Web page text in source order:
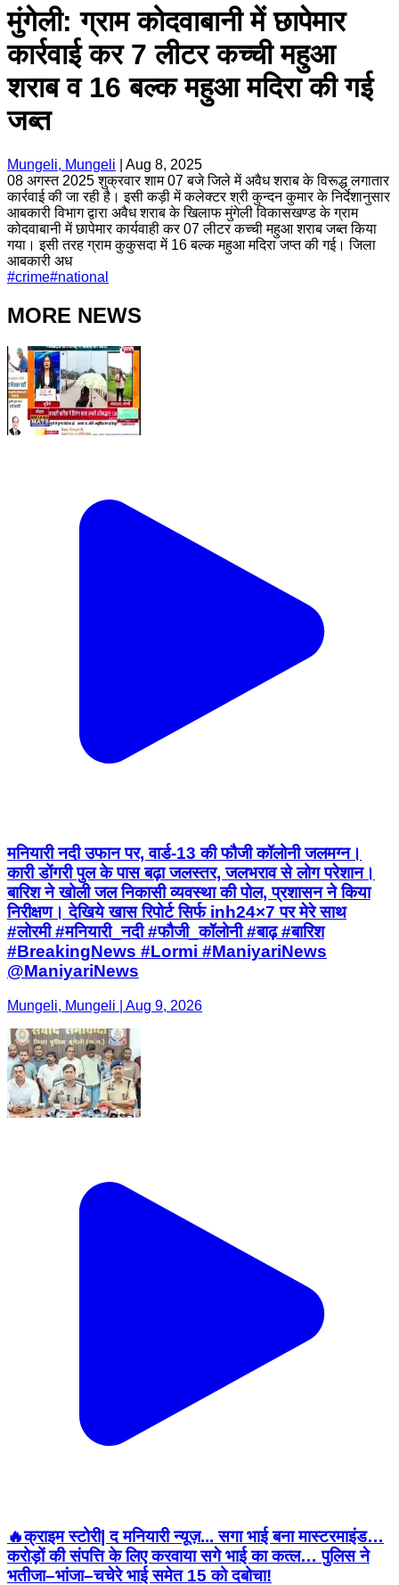
मुंगेली: ग्राम कोदवाबानी में छापेमार
कार्रवाई कर 7 लीटर कच्ची महुआ
शराब व 16 बल्क महुआ मदिरा की गई
जब्त
Mungeli, Mungeli
Aug 8, 2025
08 अगस्त 2025 शुक्रवार शाम 07 बजे जिले में अवैध शराब के विरूद्ध लगातार
कार्रवाई की जा रही है। इसी कड़ी में कलेक्टर श्री कुन्दन कुमार के निर्देशानुसार
आबकारी विभाग द्वारा अवैध शराब के खिलाफ मुंगेली विकासखण्ड के ग्राम
कोदवाबानी में छापेमार कार्यवाही कर 07 लीटर कच्ची महुआ शराब जब्त किया
गया। इसी तरह ग्राम कुकुसदा में 16 बल्क महुआ मदिरा जप्त की गई। जिला
आबकारी अध
#crime#national
MORE NEWS
मनियारी नदी उफान पर, वार्ड-13 की फौजी कॉलोनी जलमग्न।
कारी डोंगरी पुल के पास बढ़ा जलस्तर, जलभराव से लोग परेशान।
बारिश ने खोली जल निकासी व्यवस्था की पोल, प्रशासन ने किया
निरीक्षण। देखिये खास रिपोर्ट सिर्फ inh24×7 पर मेरे साथ
#लोरमी #मनियारी_नदी #फौजी_कॉलोनी #बाढ़ #बारिश
#BreakingNews #Lormi #ManiyariNews
@ManiyariNews
Mungeli, Mungeli | Aug 9, 2026
🔥क्राइम स्टोरी| द मनियारी न्यूज़... सगा भाई बना मास्टरमाइंड…
करोड़ों की संपत्ति के लिए करवाया सगे भाई का कत्ल… पुलिस ने
भतीजा–भांजा–चचेरे भाई समेत 15 को दबोचा!